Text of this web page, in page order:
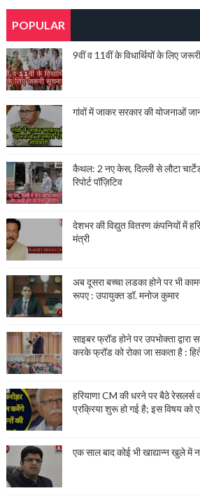
POPULAR
9वीं व 11वीं के विधार्थियों के लिए
गांवों में जाकर सरकार की योजनाओं
कैथल: 2 नए केस, दिल्ली से लौटा
रिपोर्ट पॉज़िटिव
देशभर की विद्युत वितरण कंपनियों में
मंत्री
अब दूसरा बच्चा लडका होने पर भी
रूपए : उपायुक्त डॉ. मनोज कुमार
साइबर फ्रॉड होने पर उपभोक्ता
करके फ्रॉड को रोका जा सकता है :
हरियाणा CM की धरने पर बैठे रेसलर्स
प्रक्रिया शुरू हो गई है; इस विषय को
एक साल बाद कोई भी खाद्यान्न खुले में